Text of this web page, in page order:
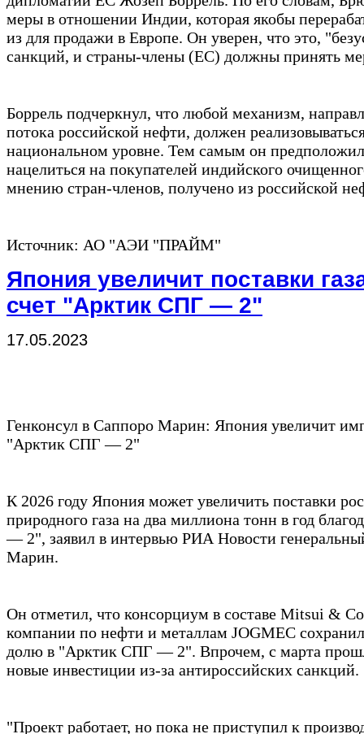
меры в отношении Индии, которая якобы
из для продажи в Европе. Он уверен, что это,
санкций, и страны-члены (ЕС) должны принять
Боррель подчеркнул, что любой механизм,
потока российской нефти, должен
национальном уровне. Тем самым он
нацелиться на покупателей индийского
мнению стран-членов, получено из российской
Источник: АО "АЭИ "ПРАЙМ"
Япония увеличит поставки
счет "Арктик СПГ — 2"
17.05.2023
Генконсул в Саппоро Марин: Япония увеличит
"Арктик СПГ — 2"
К 2026 году Япония может увеличить поставки
природного газа на два миллиона тонн в год
— 2", заявил в интервью РИА Новости
Марин.
Он отметил, что консорциум в составе Mitsui &
компании по нефти и металлам JOGMEC
долю в "Арктик СПГ — 2". Впрочем, с марта
новые инвестиции из-за антироссийских санкций.
"Проект работает, но пока не приступил к